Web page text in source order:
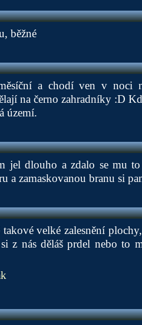
běžné
a chodí ven v noci
na černo zahradníky :D
území.
jel dlouho a zdalo se mu
a zamaskovanou branu si
velké zalesnění
z nás děláš prdel nebo to